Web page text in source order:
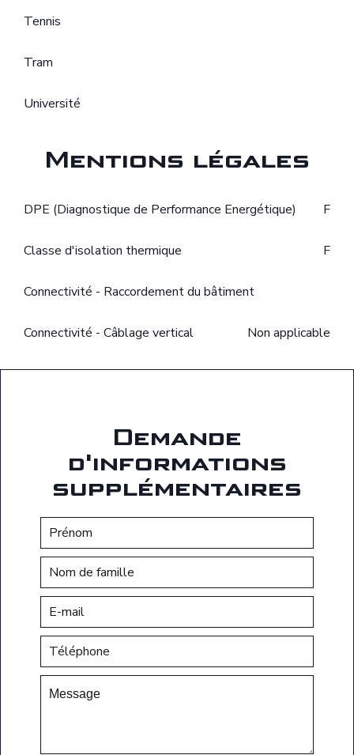
Tennis
Tram
Université
Mentions légales
DPE (Diagnostique de Performance Energétique) F
Classe d'isolation thermique F
Connectivité - Raccordement du bâtiment
Connectivité - Câblage vertical Non applicable
Demande
d'informations
supplémentaires